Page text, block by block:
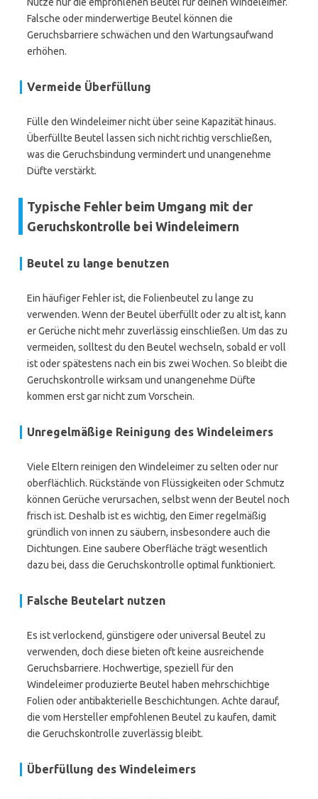
Falsche oder minderwertige Beutel können die
Geruchsbarriere schwächen und den Wartungsaufwand
erhöhen.
Vermeide Überfüllung
Fülle den Windeleimer nicht über seine Kapazität hinaus.
Überfüllte Beutel lassen sich nicht richtig verschließen,
was die Geruchsbindung vermindert und unangenehme
Düfte verstärkt.
Typische Fehler beim Umgang mit der
Geruchskontrolle bei Windeleimern
Beutel zu lange benutzen
Ein häufiger Fehler ist, die Folienbeutel zu lange zu
verwenden. Wenn der Beutel überfüllt oder zu alt ist, kann
er Gerüche nicht mehr zuverlässig einschließen. Um das zu
vermeiden, solltest du den Beutel wechseln, sobald er voll
ist oder spätestens nach ein bis zwei Wochen. So bleibt die
Geruchskontrolle wirksam und unangenehme Düfte
kommen erst gar nicht zum Vorschein.
Unregelmäßige Reinigung des Windeleimers
Viele Eltern reinigen den Windeleimer zu selten oder nur
oberflächlich. Rückstände von Flüssigkeiten oder Schmutz
können Gerüche verursachen, selbst wenn der Beutel noch
frisch ist. Deshalb ist es wichtig, den Eimer regelmäßig
gründlich von innen zu säubern, insbesondere auch die
Dichtungen. Eine saubere Oberfläche trägt wesentlich
dazu bei, dass die Geruchskontrolle optimal funktioniert.
Falsche Beutelart nutzen
Es ist verlockend, günstigere oder universal Beutel zu
verwenden, doch diese bieten oft keine ausreichende
Geruchsbarriere. Hochwertige, speziell für den
Windeleimer produzierte Beutel haben mehrschichtige
Folien oder antibakterielle Beschichtungen. Achte darauf,
die vom Hersteller empfohlenen Beutel zu kaufen, damit
die Geruchskontrolle zuverlässig bleibt.
Überfüllung des Windeleimers